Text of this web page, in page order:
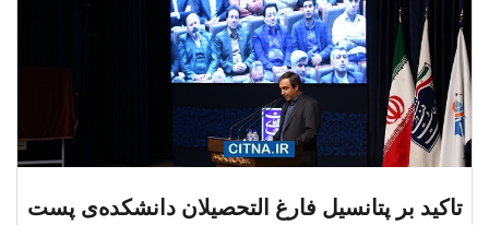
تاکید بر پتانسیل فارغ التحصیلان دانشکده‌ی پست